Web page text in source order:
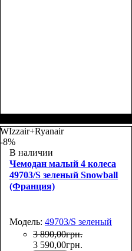
76х51х30+5
WIzzair+Ryanair
-8%
В наличии
Чемодан малый 4 колеса
49703/S зеленый Snowball
(Франция)
Модель: 49703/S зеленый
3 890,00грн.
3 590,00грн.